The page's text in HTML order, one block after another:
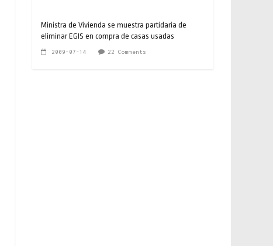
Ministra de Vivienda se muestra partidaria de
eliminar EGIS en compra de casas usadas
2009-07-14 22 Comments